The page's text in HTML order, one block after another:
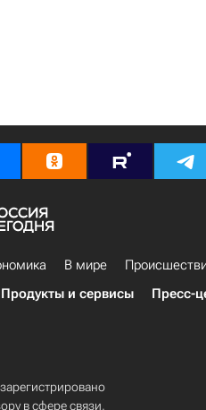
В мире
Продукты и сервисы Пресс-
в сфере связи,